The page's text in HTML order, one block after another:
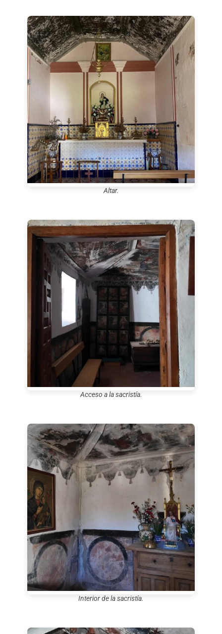
Altar.
Acceso a la sacristía.
Interior de la sacristía.